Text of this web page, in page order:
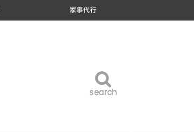
家事代行
search
search